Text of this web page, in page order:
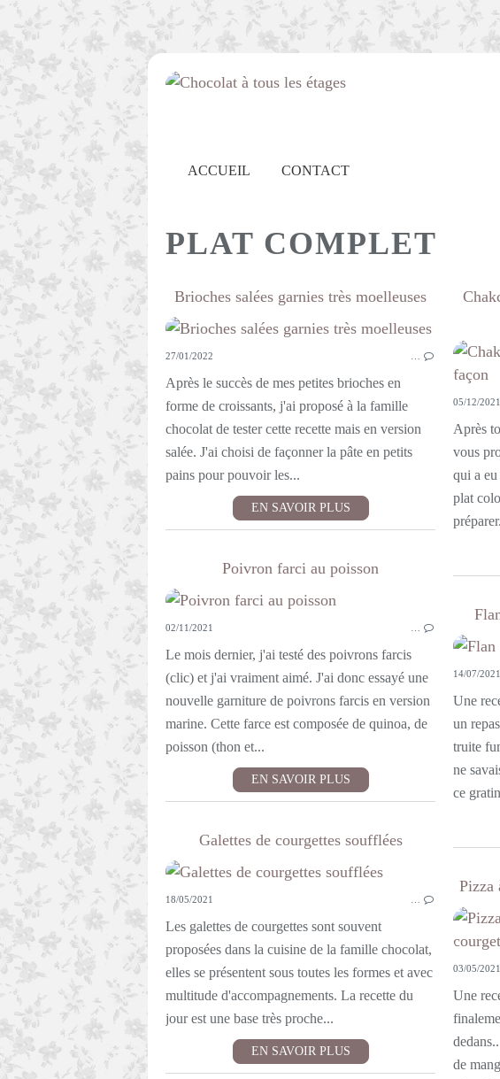
ACCUEIL CONTACT
PLAT COMPLET
Brioches salées garnies très moelleuses
27/01/2022
Après le succès de mes petites brioches en
forme de croissants, j'ai proposé à la famille
chocolat de tester cette recette mais en version
salée. J'ai choisi de façonner la pâte en petits
pains pour pouvoir les...
EN SAVOIR PLUS
05/12/2021
Après
vous
qui a
plat
Poivron farci au poisson
02/11/2021
Le mois dernier, j'ai testé des poivrons farcis
(clic) et j'ai vraiment aimé. J'ai donc essayé une
nouvelle garniture de poivrons farcis en version
marine. Cette farce est composée de quinoa, de
poisson (thon et...
EN SAVOIR PLUS
14/07/2021
Une
un
truite
ne
ce
Galettes de courgettes soufflées
18/05/2021
Les galettes de courgettes sont souvent
proposées dans la cuisine de la famille chocolat,
elles se présentent sous toutes les formes et avec
multitude d'accompagnements. La recette du
jour est une base très proche...
EN SAVOIR PLUS
Pizza
03/05/2021
Une
de